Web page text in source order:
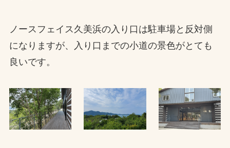
ノースフェイス久美浜の入り口は駐車場と反対側
になりますが、入り口までの小道の景色がとても
良いです。